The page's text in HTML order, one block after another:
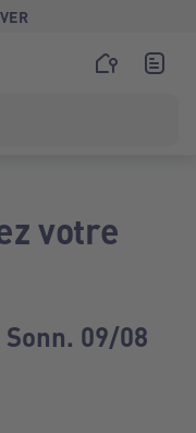
votre
09/08